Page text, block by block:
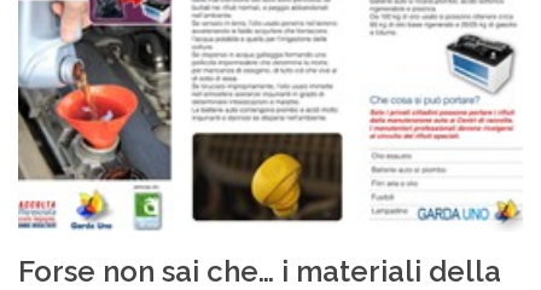
Forse non sai che… i materiali della